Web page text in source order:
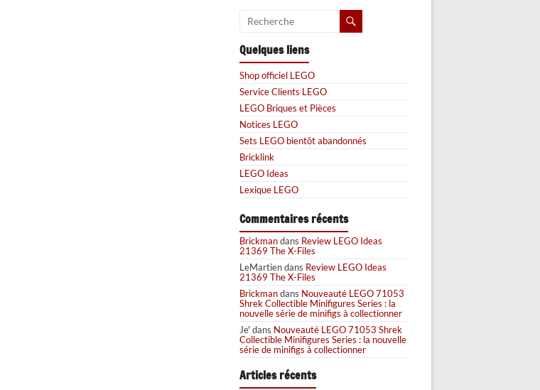
Quelques liens
Shop officiel LEGO
Service Clients LEGO
LEGO Briques et Pièces
Notices LEGO
Sets LEGO bientôt abandonnés
Bricklink
LEGO Ideas
Lexique LEGO
Commentaires récents
Brickmandans Review LEGO Ideas
21369 The X-Files
LeMartiendans Review LEGO Ideas
21369 The X-Files
Brickmandans Nouveauté LEGO 71053
Shrek Collectible Minifigures Series : la
nouvelle série de minifigs à collectionner
Je' dans Nouveauté LEGO 71053 Shrek
Collectible Minifigures Series : la nouvelle
série de minifigs à collectionner
Articles récents